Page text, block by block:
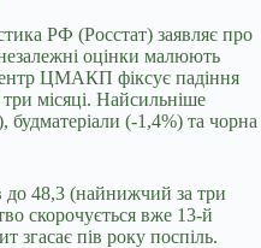
РФ (Росстат) заявляє про
оцінки малюють
ЦМАКП фіксує падіння
місяці. Найсильніше
(-1,4%) та чорна
до 48,3 (найнижчий за три
скорочується вже 13-й
згасає пів року поспіль.